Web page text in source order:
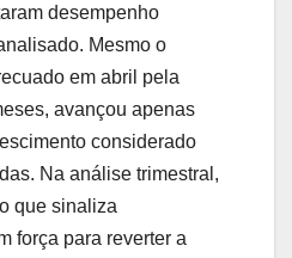
desempenho
Mesmo o
em abril pela
avançou apenas
considerado
Na análise trimestral,
que sinaliza
força para reverter a